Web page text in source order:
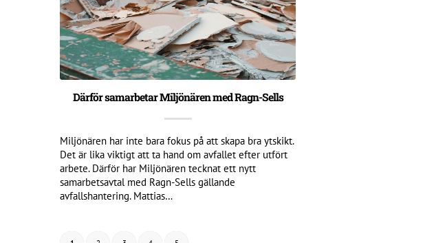
Därför samarbetar Miljönären med Ragn-Sells
Miljönären har inte bara fokus på att skapa bra ytskikt.
Det är lika viktigt att ta hand om avfallet efter utfört
arbete. Därför har Miljönären tecknat ett nytt
samarbetsavtal med Ragn-Sells gällande
avfallshantering. Mattias…